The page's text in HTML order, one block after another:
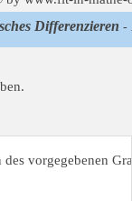
Differenzieren -
vorgegebenen